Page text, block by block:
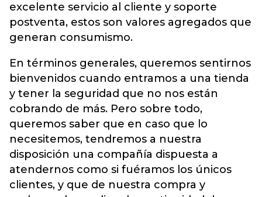
excelente servicio al cliente y soporte
postventa, estos son valores agregados que
generan consumismo.
En términos generales, queremos sentirnos
bienvenidos cuando entramos a una tienda
y tener la seguridad que no nos están
cobrando de más. Pero sobre todo,
queremos saber que en caso que lo
necesitemos, tendremos a nuestra
disposición una compañía dispuesta a
atendernos como si fuéramos los únicos
clientes, y que de nuestra compra y